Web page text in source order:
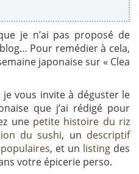
je n’ai pas proposé de
Pour remédier à cela,
japonaise sur « Clea
je vous invite à déguster le
que j’ai rédigé pour
une petite histoire du riz
du sushi, un descriptif
, et un listing des
votre épicerie perso.